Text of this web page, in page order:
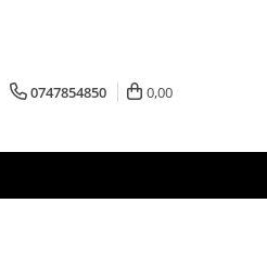
0747854850 0,00